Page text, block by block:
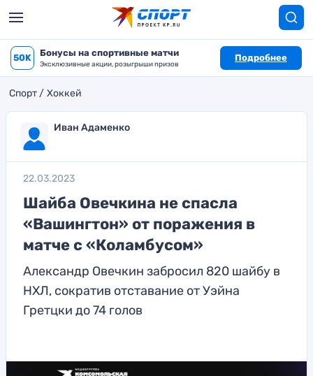
50K Бонусы на спортивные матчи
Эксклюзивные акции, розыгрыши призов
Подробнее
Спорт Хоккей
Иван Адаменко
22.03.2023
Шайба Овечкина не спасла
«Вашингтон» от поражения в
матче с «Коламбусом»
Александр Овечкин забросил 820 шайбу в
НХЛ, сократив отставание от Уэйна
Гретцки до 74 голов